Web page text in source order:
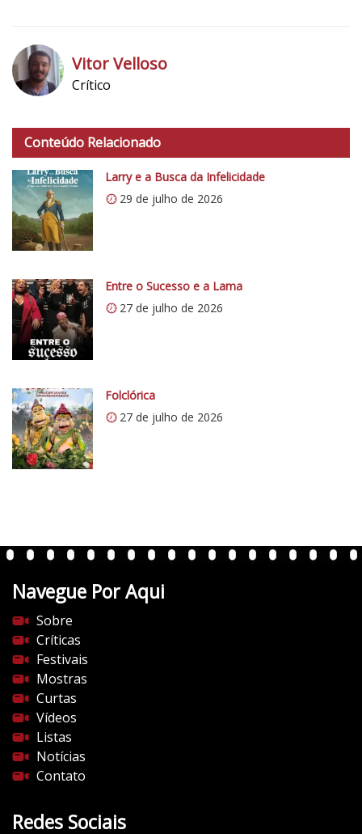
o
t
o
r
í
t
i
c
5
1
t
p
s
:
/
/
0
.
w
p
.
o
m
/
v
e
n
e
d
o
c
i
n
e
m
a
.
o
Vitor Velloso
Crítico
Conteúdo Relacionado
Larry e a Busca da Infelicidade
29 de julho de 2026
Entre o Sucesso e a Lama
27 de julho de 2026
Folclórica
27 de julho de 2026
Navegue Por Aqui
Sobre
Críticas
Festivais
Mostras
Curtas
Vídeos
Listas
Notícias
Contato
Redes Sociais